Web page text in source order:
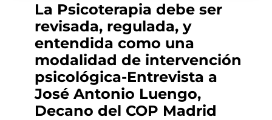
La Psicoterapia debe ser
revisada, regulada, y
entendida como una
modalidad de intervención
psicológica-Entrevista a
José Antonio Luengo,
Decano del COP Madrid